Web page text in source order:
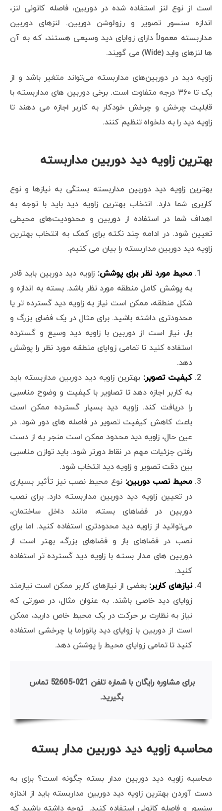
است از نوع لنز استفاده شده در دوربین، فاصله کانونی لنز،
اندازه سنسور تصویر و رزولوشن دوربین. لنز‌های دوربین
مداربسته معمولاً دارای زوایای دید وسیعی هستند، که به آن
ها لنزهای واید (Wide) می گویند.
زاویه دید در دوربین‌های مداربسته می‌تواند متغیر باشد و از
یک تا ۳۶۰ درجه متفاوت است. برخی دوربین های مداربسته با
قابلیت چرخش و چرخش خودکار به کاربر اجازه می دهند تا
زاویه دید را به دلخواه تنظیم کنند.
بهترین زاویه دید دوربین مداربسته
بهترین زاویه دید دوربین مداربسته بستگی به نیازها و نوع
کاربری شما دارد. انتخاب بهترین زاویه دید باید با توجه به
اهداف شما در استفاده از دوربین و محدودیت‌های محیطی
تعیین شود. در ادامه چند نکته برای کمک به انتخاب بهترین
زاویه دید دوربین مداربسته را بیان می کنیم.
محیط مورد نظر برای پوشش: زاویه دید دوربین باید قادر
به پوشش کامل منطقه مورد نظر باشد. بسته به اندازه و
شکل منطقه، ممکن است نیاز به زاویه دید گسترده تر یا
محدودتری داشته باشید. برای مثال در یک فضای بزرگ و
باز، نیاز است از دوربین با زاویه دید وسیع و گسترده
استفاده کنید تا تمامی زوایای منطقه مورد نظر را پوشش
دهد.
کیفیت تصویر: بهترین زاویه دید دوربین مداربسته باید
به کاربر اجازه دهد تا تصاویر با کیفیت و وضوح مناسبی
را دریافت کند. زاویه دید بسیار گسترده ممکن است
باعث کاهش کیفیت تصویر در فاصله های دور شود. در
عین حال، زاویه دید محدود ممکن است منجر به از دست
رفتن جزئیات مهم در نقاط دورتر شود. باید توازن مناسبی
بین دقت تصویر و زاویه دید انتخاب شود.
محیط نصب دوربین: نوع محیط نصب نیز تأثیر بسیاری
در تعیین زاویه دید دوربین مداربسته دارد. برای نصب
دوربین در فضاهای بسته، مانند داخل ساختمان،
می‌توانید از زاویه دید محدودتری استفاده کنید. اما برای
نصب در فضاهای باز و فضاهای بزرگ، بهتر است از
دوربین های مدار بسته با زاویه دید گسترده تر استفاده
کنید.
نیازهای کاربر: بعضی از نیازهای کاربر ممکن است نیازمند
زوایای دید خاصی باشند. به عنوان مثال، در صورتی که
نیاز به نظارت بر حرکت در یک محیط خاص دارید، ممکن
است از دوربین با زوایای دید پانوراما یا چرخشی استفاده
کنید تا تمامی زوایای محیط را پوشش دهد.
برای مشاوره رایگان با شماره تلفن 021-52605 تماس
بگیرید.
محاسبه زاویه دید دوربین مدار بسته
محاسبه زاویه دید دوربین مدار بسته چگونه است؟ برای به
دست آوردن بهترین زاویه دید دوربین مداربسته باید از اندازه
سنسور و فاصله کانونی استفاده کنید. توجه داشته باشید که